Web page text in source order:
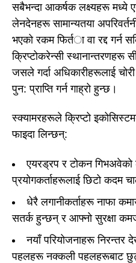
सबैभन्दा आकर्षक लक्ष्यहरू
लेनदेनहरू सामान्यतया
भएको रकम फिर्ता वा रद्द गर्न
क्रिप्टोकरेन्सी स्थानान्तरणहरू
जसले गर्दा अधिकारीहरूलाई
पुन: प्राप्ति गर्न गाह्रो हुन्छ।
स्क्यामरहरूले क्रिप्टो
फाइदा लिन्छन्:
एयरड्रप र टोकन गिभअवेको
प्रयोगकर्ताहरूलाई छिटो कदम
धेरै लगानीकर्ताहरू नाफा
सतर्क हुन्छन् र आफ्नो सुरक्षा
नयाँ परियोजनाहरू निरन्तर
पहलहरू नक्कली पहलहरूबाट